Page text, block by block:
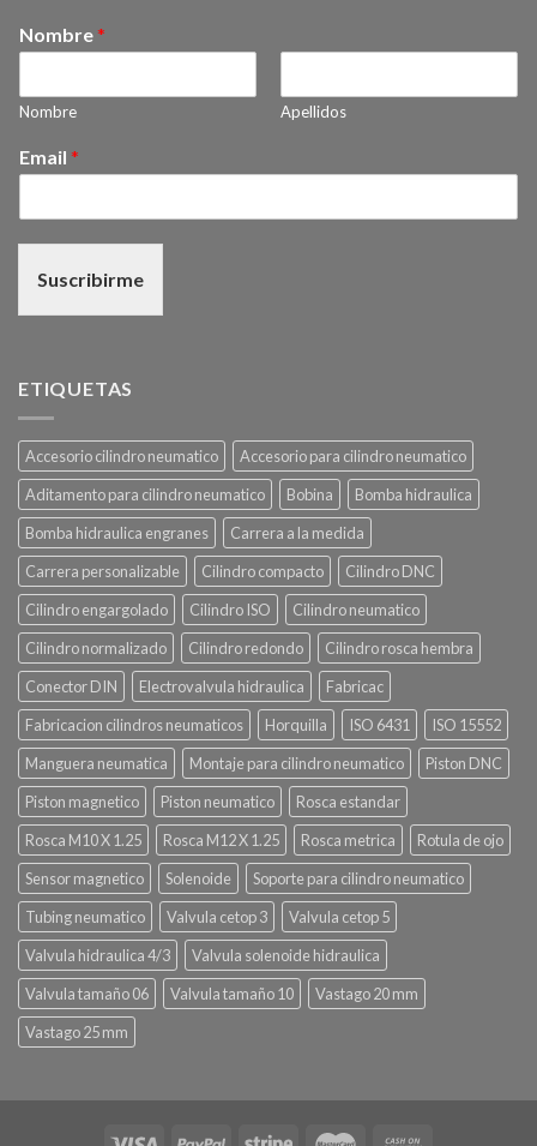
Nombre *
Nombre Apellidos
Email *
Suscribirme
ETIQUETAS
Accesorio cilindro neumatico
Accesorio para cilindro neumatico
Aditamento para cilindro neumatico
Bobina
Bomba hidraulica
Bomba hidraulica engranes
Carrera a la medida
Carrera personalizable
Cilindro compacto
Cilindro DNC
Cilindro engargolado
Cilindro ISO
Cilindro neumatico
Cilindro normalizado
Cilindro redondo
Cilindro rosca hembra
Conector DIN
Electrovalvula hidraulica
Fabricac
Fabricacion cilindros neumaticos
Horquilla ISO 6431
ISO 15552
Manguera neumatica
Montaje para cilindro neumatico
Piston DNC
Piston magnetico
Piston neumatico
Rosca estandar
Rosca M10 X 1.25
Rosca M12 X 1.25 Rosca metrica
Rotula de ojo
Sensor magnetico
Solenoide
Soporte para cilindro neumatico
Tubing neumatico
Valvula cetop 3
Valvula cetop 5
Valvula hidraulica 4/3
Valvula solenoide hidraulica
Valvula tamaño 06
Valvula tamaño 10
Vastago 20 mm
Vastago 25 mm